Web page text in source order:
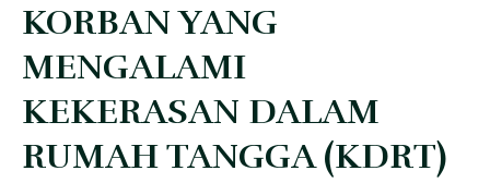
KORBAN YANG
MENGALAMI
KEKERASAN DALAM
RUMAH TANGGA (KDRT)